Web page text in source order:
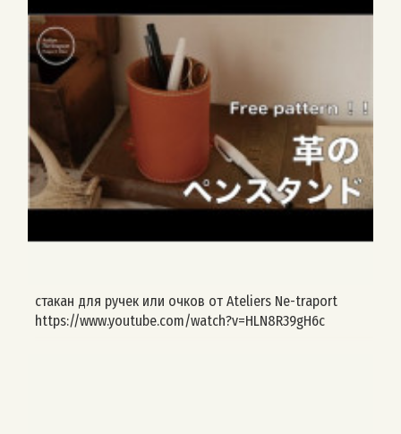
стакан для ручек или очков от Ateliers Ne-traport
https://www.youtube.com/watch?v=HLN8R39gH6c